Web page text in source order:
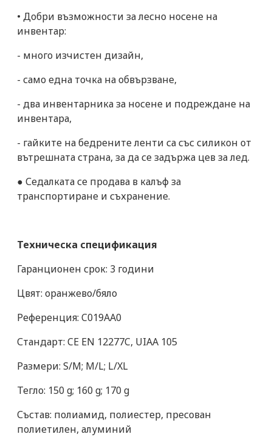
• Добри възможности за лесно носене на
инвентар:
- много изчистен дизайн,
- само една точка на обвързване,
- два инвентарника за носене и подреждане на
инвентара,
- гайките на бедрените ленти са със силикон от
вътрешната страна, за да се задържа цев за лед.
● Седалката се продава в калъф за
транспортиране и съхранение.
Техническа спецификация
Гаранционен срок: 3 години
Цвят: оранжево/бяло
Референция: C019AA0
Стандарт: CE EN 12277C, UIAA 105
Размери: S/M; M/L; L/XL
Тегло: 150 g; 160 g; 170 g
Състав: полиамид, полиестер, пресован
полиетилен, алуминий